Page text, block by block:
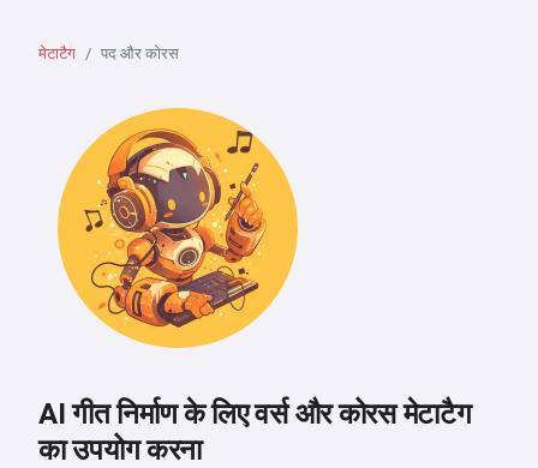
मेटाटैग पद और कोरस
AI गीत निर्माण के लिए वर्स और कोरस मेटाटैग
का उपयोग करना